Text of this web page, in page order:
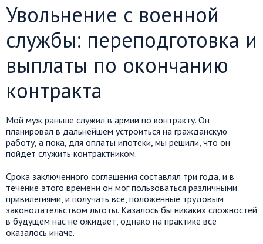
Увольнение с военной
службы: переподготовка и
выплаты по окончанию
контракта
Мой муж раньше служил в армии по контракту. Он
планировал в дальнейшем устроиться на гражданскую
работу, а пока, для оплаты ипотеки, мы решили, что он
пойдет служить контрактником.
Срока заключенного соглашения составлял три года, и в
течение этого времени он мог пользоваться различными
привилегиями, и получать все, положенные трудовым
законодательством льготы. Казалось бы никаких сложностей
в будущем нас не ожидает, однако на практике все
оказалось иначе.